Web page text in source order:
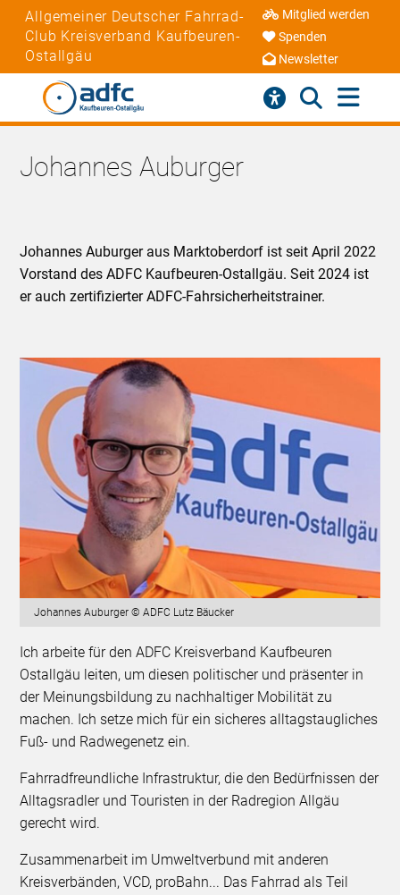
Allgemeiner Deutscher Fahrrad-
Club Kreisverband Kaufbeuren-
Ostallgäu
Mitglied werden
Spenden
Newsletter
Johannes Auburger
Johannes Auburger aus Marktoberdorf ist seit April 2022
Vorstand des ADFC Kaufbeuren-Ostallgäu. Seit 2024 ist
er auch zertifizierter ADFC-Fahrsicherheitstrainer.
Johannes Auburger © ADFC Lutz Bäucker
Ich arbeite für den ADFC Kreisverband Kaufbeuren
Ostallgäu leiten, um diesen politischer und präsenter in
der Meinungsbildung zu nachhaltiger Mobilität zu
machen. Ich setze mich für ein sicheres alltagstaugliches
Fuß- und Radwegenetz ein.
Fahrradfreundliche Infrastruktur, die den Bedürfnissen der
Alltagsradler und Touristen in der Radregion Allgäu
gerecht wird.
Zusammenarbeit im Umweltverbund mit anderen
Kreisverbänden, VCD, proBahn... Das Fahrrad als Teil